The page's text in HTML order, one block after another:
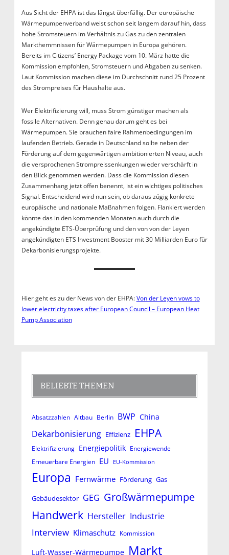
Aus Sicht der EHPA ist das längst überfällig. Der europäische
Wärmepumpenverband weist schon seit langem darauf hin, dass
hohe Stromsteuern im Verhältnis zu Gas zu den zentralen
Markthemmnissen für Wärmepumpen in Europa gehören.
Bereits im Citizens’ Energy Package vom 10. März hatte die
Kommission empfohlen, Stromsteuern und Abgaben zu senken.
Laut Kommission machen diese im Durchschnitt rund 25 Prozent
des Strompreises für Haushalte aus.
Wer Elektrifizierung will, muss Strom günstiger machen als
fossile Alternativen. Denn genau darum geht es bei
Wärmepumpen. Sie brauchen faire Rahmenbedingungen im
laufenden Betrieb. Gerade in Deutschland sollte neben der
Förderung auf dem gegenwärtigen ambitionierten Niveau, auch
die versprochenen Strompreissenkungen wieder verschärft in
den Blick genommen werden. Dass die Kommission diesen
Zusammenhang jetzt offen benennt, ist ein wichtiges politisches
Signal. Entscheidend wird nun sein, ob daraus zügig konkrete
europäische und nationale Maßnahmen folgen. Flankiert werden
könnte das in den kommenden Monaten auch durch die
angekündigte ETS-Überprüfung und den von von der Leyen
angekündigten ETS Investment Booster mit 30 Milliarden Euro für
Dekarbonisierungsprojekte.
Hier geht es zu der News von der EHPA:Von der Leyen vows to
lower electricity taxes after European Council – European Heat
Pump Association
BELIEBTE THEMEN
Absatzzahlen Altbau Berlin BWP China
Dekarbonisierung Effizienz EHPA
Elektrifizierung Energiepolitik Energiewende
Erneuerbare Energien EU EU-Kommission
Europa Fernwärme Förderung Gas
Gebäudesektor GEG Großwärmepumpe
Handwerk Hersteller Industrie
Interview Klimaschutz Kommission
Luft-Wasser-Wärmepumpe Markt